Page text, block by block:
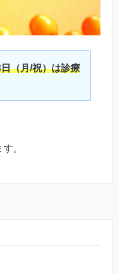
（月/祝）は診療
。